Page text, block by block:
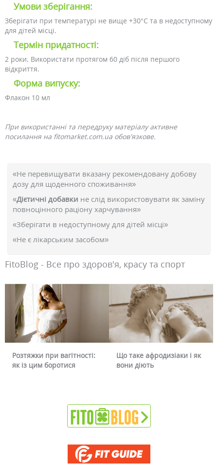
Умови зберігання:
Зберігати при температурі не вище +30°C та в недоступному
для дітей місці.
Термін придатності:
2 роки. Використати протягом 60 діб після першого
відкриття.
Форма випуску:
Флакон 10 мл
При використанні та передруку матеріалу активне
посилання на fitomarket.com.ua обов'язкове.
«Не перевищувати вказану рекомендовану добову
дозу для щоденного споживання»
«Дієтичні добавки не слід використовувати як заміну
повноцінного раціону харчування»
«Зберігати в недоступному для дітей місці»
«Не є лікарським засобом»
FitoBlog - Все про здоров'я, красу та спорт
Що таке афродизіаки і як
вони діють
Чому червоніє обличчя і
чи можна це прибрати